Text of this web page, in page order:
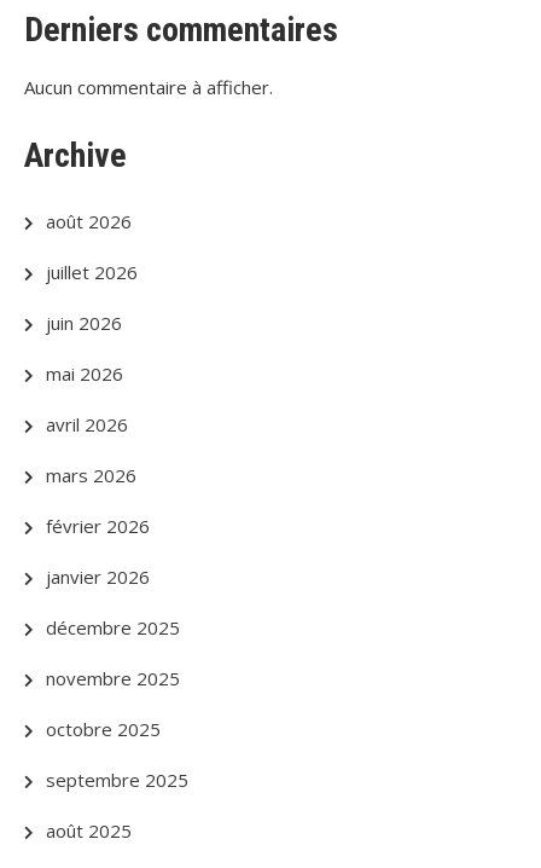
Derniers commentaires
Aucun commentaire à afficher.
Archive
août 2026
juillet 2026
juin 2026
mai 2026
avril 2026
mars 2026
février 2026
janvier 2026
décembre 2025
novembre 2025
octobre 2025
septembre 2025
août 2025